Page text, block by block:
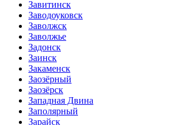
Завитинск
Заводоуковск
Заволжск
Заволжье
Задонск
Заинск
Закаменск
Заозёрный
Заозёрск
Западная Двина
Заполярный
Зарайск